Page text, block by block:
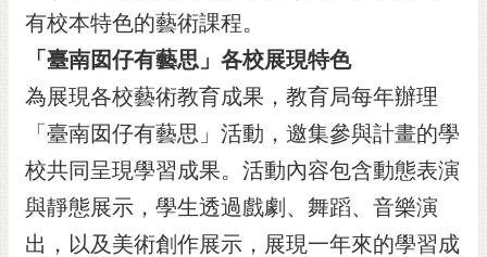
私
權
安
全
政
策
有校本特色的藝術課程。
「臺南囡仔有藝思」各校展現特色
為展現各校藝術教育成果，教育局每年辦理
「臺南囡仔有藝思」活動，邀集參與計畫的學
校共同呈現學習成果。活動內容包含動態表演
與靜態展示，學生透過戲劇、舞蹈、音樂演
出，以及美術創作展示，展現一年來的學習成